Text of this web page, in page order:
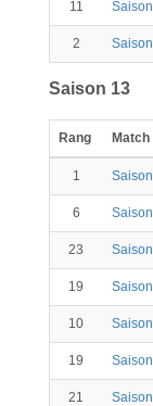
11
2
Saison 13
Rang Match
1
6
23
19
10
19
21